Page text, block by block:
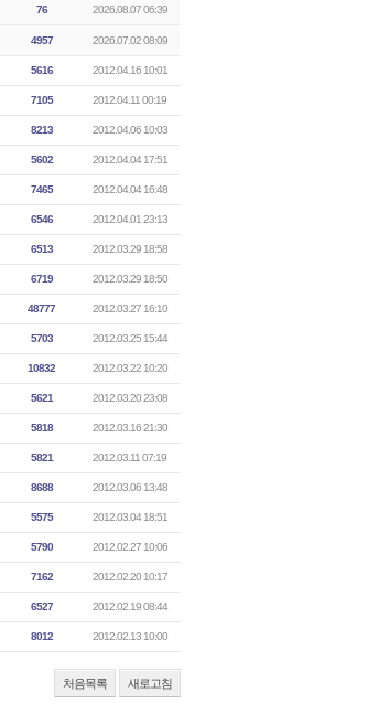
76 2026.08.07 06:39
4957 2026.07.02 08:09
5616 2012.04.16 10:01
7105 2012.04.11 00:19
8213 2012.04.06 10:03
5602 2012.04.04 17:51
7465 2012.04.04 16:48
6546 2012.04.01 23:13
6513 2012.03.29 18:58
6719 2012.03.29 18:50
48777 2012.03.27 16:10
5703 2012.03.25 15:44
10832 2012.03.22 10:20
5621 2012.03.20 23:08
5818 2012.03.16 21:30
5821 2012.03.11 07:19
8688 2012.03.06 13:48
5575 2012.03.04 18:51
5790 2012.02.27 10:06
7162 2012.02.20 10:17
6527 2012.02.19 08:44
8012 2012.02.13 10:00
처음목록 새로고침